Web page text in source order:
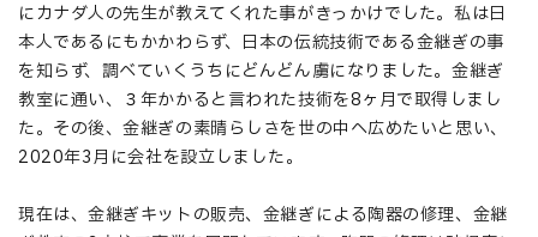
にカナダ人の先生が教えてくれた事がきっかけでした。私は日
本人であるにもかかわらず、日本の伝統技術である金継ぎの事
を知らず、調べていくうちにどんどん虜になりました。金継ぎ
教室に通い、３年かかると言われた技術を8ヶ月で取得しまし
た。その後、金継ぎの素晴らしさを世の中へ広めたいと思い、
2020年3月に会社を設立しました。
現在は、金継ぎキットの販売、金継ぎによる陶器の修理、金継